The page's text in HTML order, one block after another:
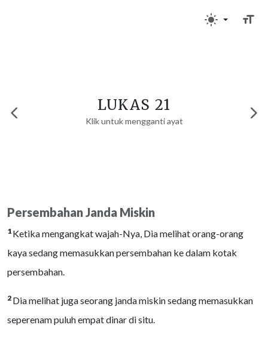
LUKAS 21
Klik untuk mengganti ayat
Persembahan Janda Miskin
1 Ketika mengangkat wajah-Nya, Dia melihat orang-orang
kaya sedang memasukkan persembahan ke dalam kotak
persembahan.
2 Dia melihat juga seorang janda miskin sedang memasukkan
seperenam puluh empat dinar di situ.